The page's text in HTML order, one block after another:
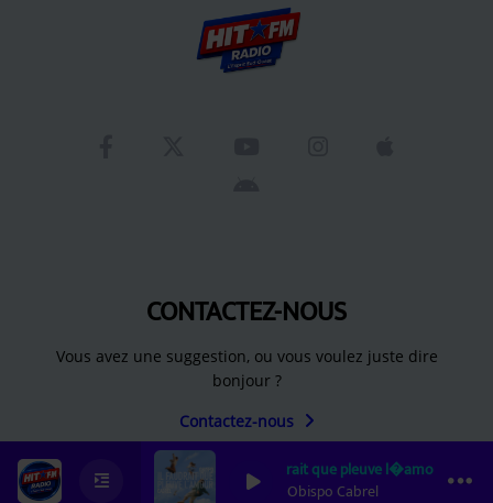
Il faudrait que pleuve l�amour
Pascal Obispo Cabrel
0 0
CONTACTEZ-NOUS
Vous avez une suggestion, ou vous voulez juste dire
bonjour ?
Contactez-nous